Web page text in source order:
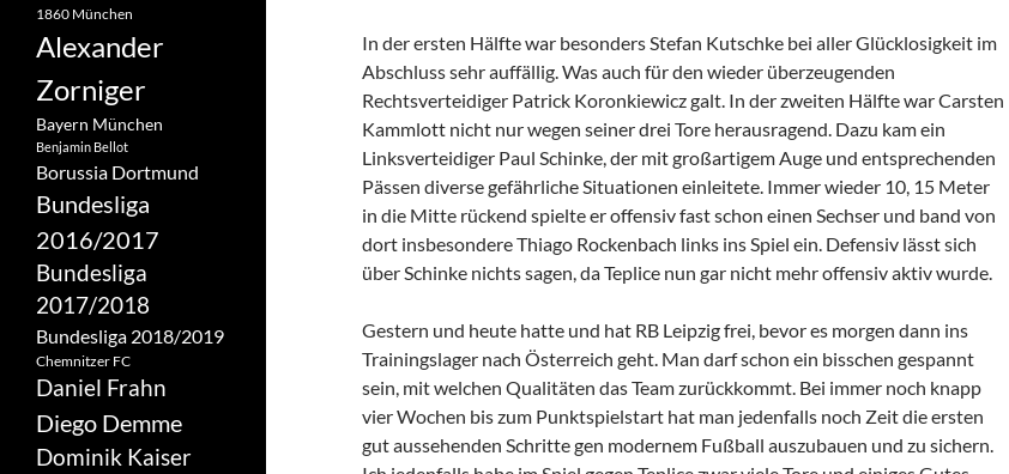
In der ersten Hälfte war besonders Stefan Kutschke bei aller Glücklosigkeit im
Abschluss sehr auffällig. Was auch für den wieder überzeugenden
Rechtsverteidiger Patrick Koronkiewicz galt. In der zweiten Hälfte war Carsten
Kammlott nicht nur wegen seiner drei Tore herausragend. Dazu kam ein
Linksverteidiger Paul Schinke, der mit großartigem Auge und entsprechenden
Pässen diverse gefährliche Situationen einleitete. Immer wieder 10, 15 Meter
in die Mitte rückend spielte er offensiv fast schon einen Sechser und band von
dort insbesondere Thiago Rockenbach links ins Spiel ein. Defensiv lässt sich
über Schinke nichts sagen, da Teplice nun gar nicht mehr offensiv aktiv wurde.
Gestern und heute hatte und hat RB Leipzig frei, bevor es morgen dann ins
Trainingslager nach Österreich geht. Man darf schon ein bisschen gespannt
sein, mit welchen Qualitäten das Team zurückkommt. Bei immer noch knapp
vier Wochen bis zum Punktspielstart hat man jedenfalls noch Zeit die ersten
gut aussehenden Schritte gen modernem Fußball auszubauen und zu sichern.
1860 München
Alexander
Zorniger
Bayern München
Benjamin Bellot
Borussia Dortmund
Bundesliga
2016/2017
Bundesliga
2017/2018
Bundesliga 2018/2019
Chemnitzer FC
Daniel Frahn
Diego Demme
Dominik Kaiser